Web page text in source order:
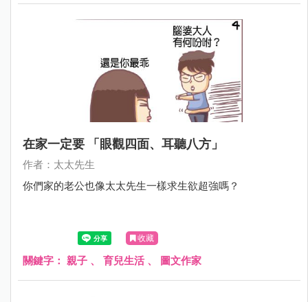
在家一定要 「眼觀四面、耳聽八方」
作者：太太先生
你們家的老公也像太太先生一樣求生欲超強嗎？
收藏
關鍵字： 親子 、 育兒生活、 圖文作家